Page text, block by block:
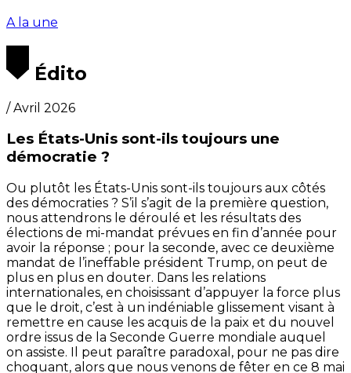
A la une
Édito
/ Avril 2026
Les États-Unis sont-ils toujours une
démocratie ?
Ou plutôt les États-Unis sont-ils toujours aux côtés
des démocraties ? S’il s’agit de la première question,
nous attendrons le déroulé et les résultats des
élections de mi-mandat prévues en fin d’année pour
avoir la réponse ; pour la seconde, avec ce deuxième
mandat de l’ineffable président Trump, on peut de
plus en plus en douter. Dans les relations
internationales, en choisissant d’appuyer la force plus
que le droit, c’est à un indéniable glissement visant à
remettre en cause les acquis de la paix et du nouvel
ordre issus de la Seconde Guerre mondiale auquel
on assiste. Il peut paraître paradoxal, pour ne pas dire
choquant, alors que nous venons de fêter en ce 8 mai